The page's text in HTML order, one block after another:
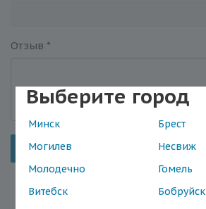
Выберите город
Минск
Брест
Могилев
Несвиж
Молодечно
Гомель
Витебск
Бобруйск
Отзыв *
Отправить